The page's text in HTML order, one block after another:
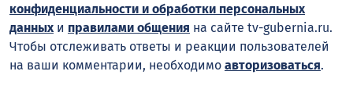
конфиденциальности и обработки персональных
данных и правилами общения на сайте tv-gubernia.ru.
Чтобы отслеживать ответы и реакции пользователей
на ваши комментарии, необходимо авторизоваться.